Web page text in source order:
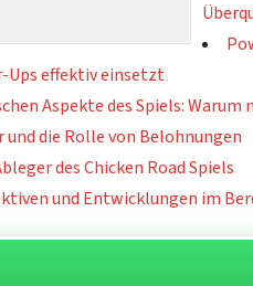
Ups effektiv einsetzt
Aspekte des Spiels: Warum
die Rolle von Belohnungen
des Chicken Road Spiels
und Entwicklungen im